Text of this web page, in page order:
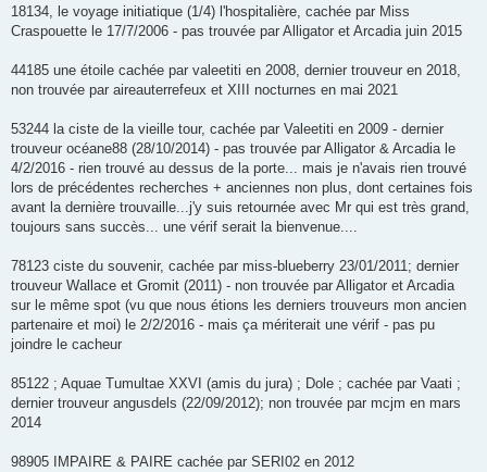
18134, le voyage initiatique (1/4) l'hospitalière, cachée par Miss
Craspouette le 17/7/2006 - pas trouvée par Alligator et Arcadia juin 2015
44185 une étoile cachée par valeetiti en 2008, dernier trouveur en 2018,
non trouvée par aireauterrefeux et XIII nocturnes en mai 2021
53244 la ciste de la vieille tour, cachée par Valeetiti en 2009 - dernier
trouveur océane88 (28/10/2014) - pas trouvée par Alligator & Arcadia le
4/2/2016 - rien trouvé au dessus de la porte... mais je n'avais rien trouvé
lors de précédentes recherches + anciennes non plus, dont certaines fois
avant la dernière trouvaille...j'y suis retournée avec Mr qui est très grand,
toujours sans succès... une vérif serait la bienvenue....
78123 ciste du souvenir, cachée par miss-blueberry 23/01/2011; dernier
trouveur Wallace et Gromit (2011) - non trouvée par Alligator et Arcadia
sur le même spot (vu que nous étions les derniers trouveurs mon ancien
partenaire et moi) le 2/2/2016 - mais ça mériterait une vérif - pas pu
joindre le cacheur
85122 ; Aquae Tumultae XXVI (amis du jura) ; Dole ; cachée par Vaati ;
dernier trouveur angusdels (22/09/2012); non trouvée par mcjm en mars
2014
98905 IMPAIRE & PAIRE cachée par SERI02 en 2012